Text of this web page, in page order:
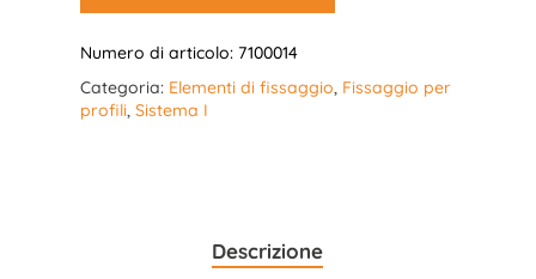
Numero di articolo: 7100014
Categoria: Elementi di fissaggio, Fissaggio per
profili, Sistema I
Descrizione